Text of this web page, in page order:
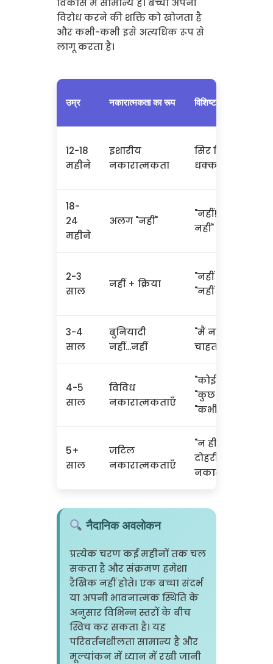
विकास में सामान्य है। बच्चा अपनी
विरोध करने की शक्ति को खोजता है
और कभी-कभी इसे अत्यधिक रूप से
लागू करता है।
उम्र नकारात्मकता का रूप विशिष्ट उदाहरण
12-18
महीने
इशारीय
नकारात्मकता
सिर हिलाना,
धक्का देना
18-
24
महीने
अलग "नहीं"
"नहीं!", "यह
नहीं"
2-3
साल
नहीं + क्रिया
"नहीं खाना",
"नहीं सोना"
3-4
साल
बुनियादी
नहीं...नहीं
"मैं नहीं
चाहता"
4-5
साल
विविध
नकारात्मकताएँ
"कोई नहीं",
"कुछ नहीं",
"कभी नहीं"
5+
साल
जटिल
नकारात्मकताएँ
"न ही...न ही",
दोहरी
नकारात्मकता
नैदानिक अवलोकन
प्रत्येक चरण कई महीनों तक चल
सकता है और संक्रमण हमेशा
रैखिक नहीं होते। एक बच्चा संदर्भ
या अपनी भावनात्मक स्थिति के
अनुसार विभिन्न स्तरों के बीच
स्विच कर सकता है। यह
परिवर्तनशीलता सामान्य है और
मूल्यांकन में ध्यान में रखी जानी